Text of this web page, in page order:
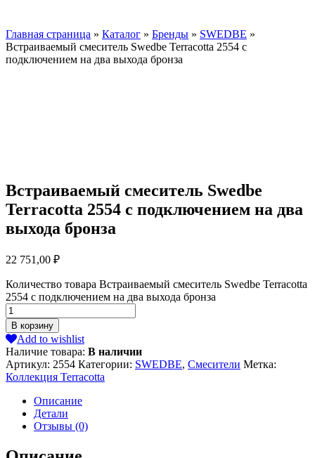
Главная страница » Каталог » Бренды » SWEDBE »
Встраиваемый смеситель Swedbe Terracotta 2554 с
подключением на два выхода бронза
Встраиваемый смеситель Swedbe
Terracotta 2554 с подключением на два
выхода бронза
22 751,00 ₽
Количество товара Встраиваемый смеситель Swedbe Terracotta
2554 с подключением на два выхода бронза
В корзину
Add to wishlist
Наличие товара: В наличии
Артикул: 2554 Категории: SWEDBE, Смесители Метка:
Коллекция Terracotta
Описание
Детали
Отзывы (0)